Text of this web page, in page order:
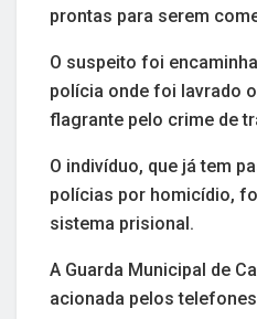
prontas para serem
O suspeito foi
polícia onde foi lavrado
flagrante pelo crime de
O indivíduo, que já tem
polícias por homicídio,
sistema prisional.
A Guarda Municipal de
acionada pelos